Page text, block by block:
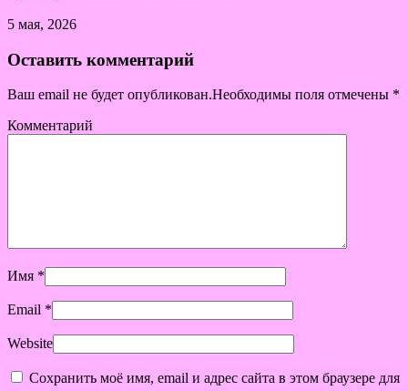
5 мая, 2026
Оставить комментарий
Ваш email не будет опубликован.Необходимы поля отмечены *
Комментарий
Имя *
Email *
Website
Сохранить моё имя, email и адрес сайта в этом браузере для